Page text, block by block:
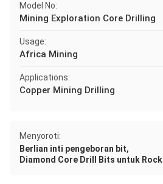
Model No:
Mining Exploration Core Drilling
Usage:
Africa Mining
Applications:
Copper Mining Drilling
Menyoroti:
Berlian inti pengeboran bit,
Diamond Core Drill Bits untuk Rock